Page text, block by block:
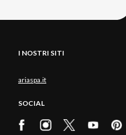
I NOSTRI SITI
ariaspa.it
SOCIAL